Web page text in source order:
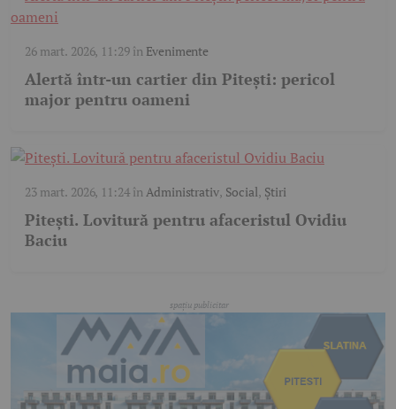
26 mart. 2026, 11:29în Evenimente
Alertă într-un cartier din Pitești: pericol
major pentru oameni
23 mart. 2026, 11:24înAdministrativ, Social, Știri
Pitești. Lovitură pentru afaceristul Ovidiu
Baciu